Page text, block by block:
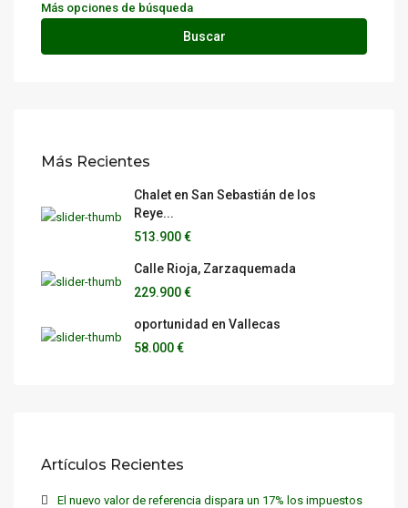
Más opciones de búsqueda
Buscar
Más Recientes
Chalet en San Sebastián de los
Reye...
513.900 €
Calle Rioja, Zarzaquemada
229.900 €
oportunidad en Vallecas
58.000 €
Artículos Recientes
El nuevo valor de referencia dispara un 17% los impuestos